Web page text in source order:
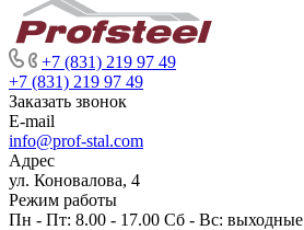
+7 (831) 219 97 49
+7 (831) 219 97 49
Заказать звонок
E-mail
info@prof-stal.com
Адрес
ул. Коновалова, 4
Режим работы
Пн - Пт: 8.00 - 17.00 Сб - Вс: выходные